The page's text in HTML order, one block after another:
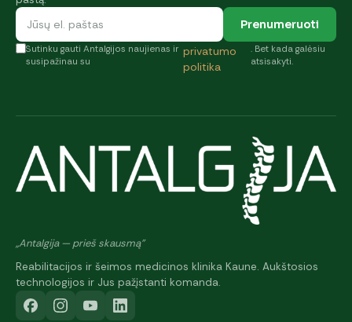
Prenumeruoti
Sutinku gauti Antalgijos naujienas ir
susipažinau su
privatumo
politika
. Bet kada galėsiu
atsisakyti.
„Antalgija — prieš skausmą"
Reabilitacijos ir šeimos medicinos klinika Kaune. Aukštosios
technologijos ir Jus pažįstanti komanda.